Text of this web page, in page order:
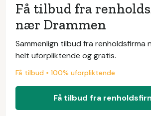
Få tilbud fra
nær Drammen
Sammenlign tilbud fra renholdsfirma
helt uforpliktende og gratis.
Få tilbud • 100% uforpliktende
Få tilbud fra